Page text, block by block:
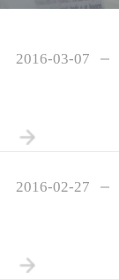
2016-03-07
2016-02-27